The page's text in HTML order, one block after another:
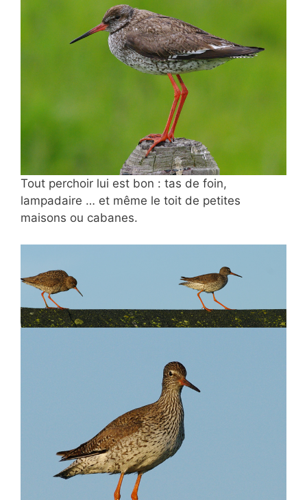
Tout perchoir lui est bon : tas de foin,
lampadaire … et même le toit de petites
maisons ou cabanes.